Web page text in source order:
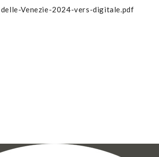
Venezie-2024-vers-digitale.pdf